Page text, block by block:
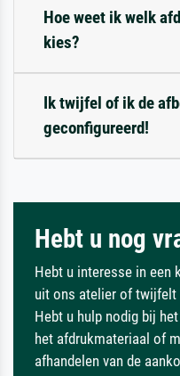
Hoe weet ik welk
kies?
Ik twijfel of ik de
geconfigureerd!
Hebt u nog
Hebt u interesse in een
uit ons atelier of twijfelt
Hebt u hulp nodig bij
het afdrukmateriaal of
afhandelen van de